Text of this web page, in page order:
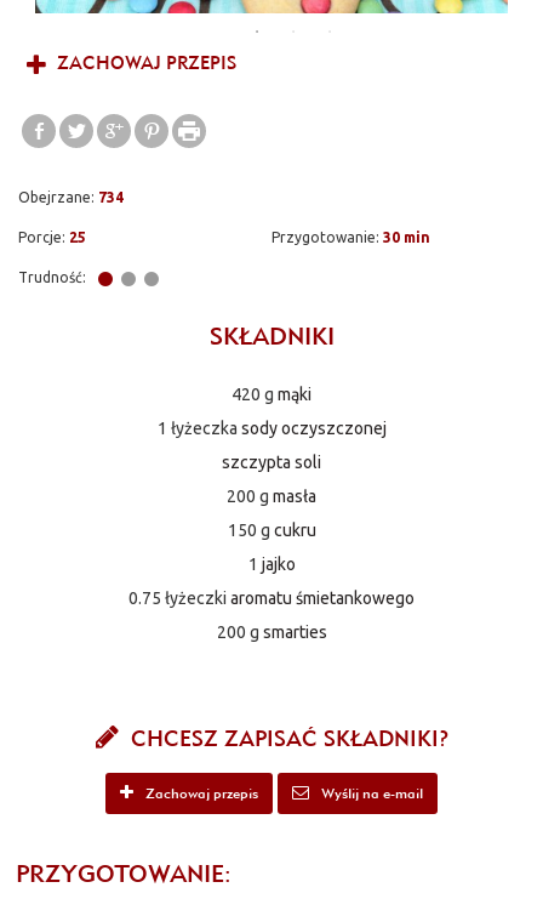
ZACHOWAJ PRZEPIS
Obejrzane: 734
Porcje: 25 Przygotowanie: 30 min
Trudność:
SKŁADNIKI
420 g mąki
1 łyżeczka sody oczyszczonej
szczypta soli
200 g masła
150 g cukru
1 jajko
0.75 łyżeczki aromatu śmietankowego
200 g smarties
CHCESZ ZAPISAĆ SKŁADNIKI?
Zachowaj przepis Wyślij na e-mail
PRZYGOTOWANIE: